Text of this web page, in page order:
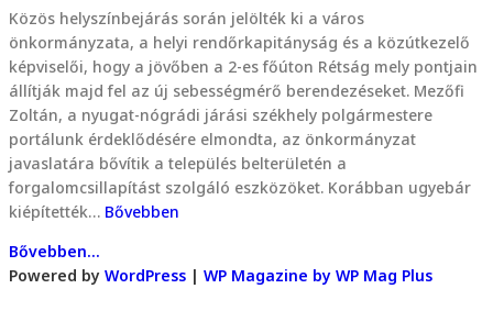
Közös helyszínbejárás során jelölték ki a város
önkormányzata, a helyi rendőrkapitányság és a közútkezelő
képviselői, hogy a jövőben a 2-es főúton Rétság mely pontjain
állítják majd fel az új sebességmérő berendezéseket. Mezőfi
Zoltán, a nyugat-nógrádi járási székhely polgármestere
portálunk érdeklődésére elmondta, az önkormányzat
javaslatára bővítik a település belterületén a
forgalomcsillapítást szolgáló eszközöket. Korábban ugyebár
kiépítették… Bővebben
Bővebben...
Powered by WordPress | WP Magazine by WP Mag Plus